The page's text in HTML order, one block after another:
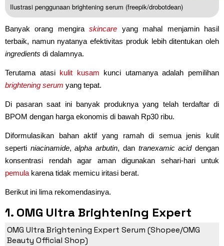
Ilustrasi penggunaan brightening serum (freepik/drobotdean)
Banyak orang mengiraskincare yang mahal menjamin hasil
terbaik, namun nyatanya efektivitas produk lebih ditentukan oleh
ingredients di dalamnya.
Terutama atasi kulit kusam kunci utamanya adalah pemilihan
brightening serum yang tepat.
Di pasaran saat ini banyak produknya yang telah terdaftar di
BPOM dengan harga ekonomis di bawah Rp30 ribu.
Diformulasikan bahan aktif yang ramah di semua jenis kulit
seperti niacinamide,alpha arbutin, dan tranexamic aciddengan
konsentrasi rendah agar aman digunakan sehari-hari untuk
pemula karena tidak memicu iritasi berat.
Berikut ini lima rekomendasinya.
1. OMG Ultra Brightening Expert
Serum (Rp24.000)
OMG Ultra Brightening Expert Serum (Shopee/OMG
Beauty Official Shop)